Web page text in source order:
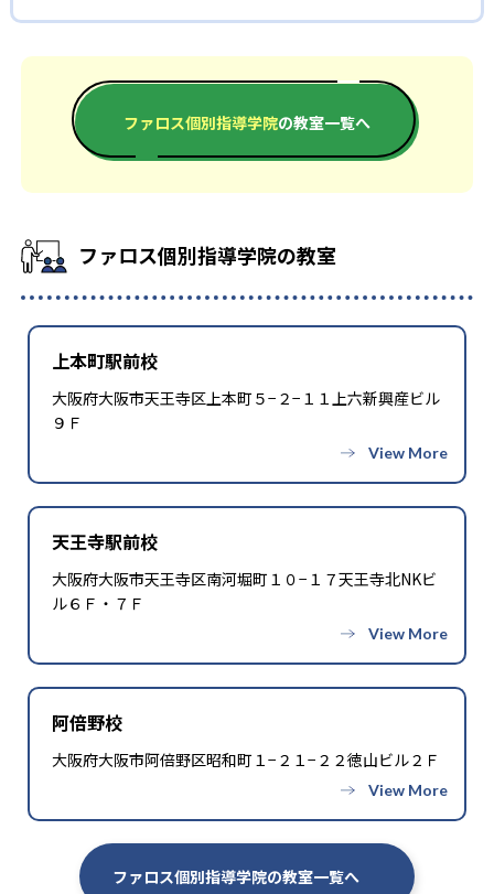
ファロス個別指導学院の大学受験対策では、専属のチューター
講師が志望校対策を個別に計画してくれるコースもある。自身
の学力レベルから志望校合格までに必要な学習量を可視化でき
るため、迷うことなく目の前の課題に取り組めるだろう。
に身につけられるだろう。
どんなデメリットがある？
ファロス個別指導学院では集団授業を行っていない。そのた
め、他の生徒に対するライバル心を原動力として学習意欲を高
めたいタイプの生徒は、集団塾との併用を検討する必要がある
る。合格実績は以下の通りである。
中学校の合格実績
上宮学園中学校 29
追手門学院大手前中学校 2
開智中学校 28 芦屋学園中学校 1
甲南中学校 13
安田女子中学校 8 岡山中学校 18
高校の合格実績
天王寺高校 41
岸和田高校 62 高津高校 38
南陽高校 3 長田高校 1
上宮高校 88 上宮太子高校 26
大学の合格実績
同志社大学 105 関西学院大学
ファロス個別指導学院の教室一覧へ
ファロス個別指導学院の教室
上本町駅前校
大阪府大阪市天王寺区上本町５−２−１１上六新興産ビル
９Ｆ
天王寺駅前校
大阪府大阪市天王寺区南河堀町１０−１７天王寺北NKビ
ル６Ｆ・７Ｆ
阿倍野校
大阪府大阪市阿倍野区昭和町１−２１−２２徳山ビル２Ｆ
ファロス個別指導学院の教室一覧へ